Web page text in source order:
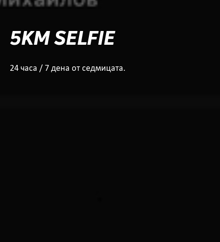
5KM SELFIE
24 часа / 7 дена от седмицата.